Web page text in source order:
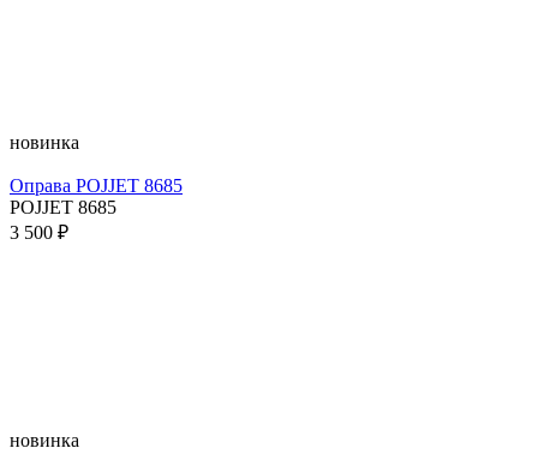
новинка
Оправа POJJET 8685
POJJET 8685
3 500 ₽
новинка